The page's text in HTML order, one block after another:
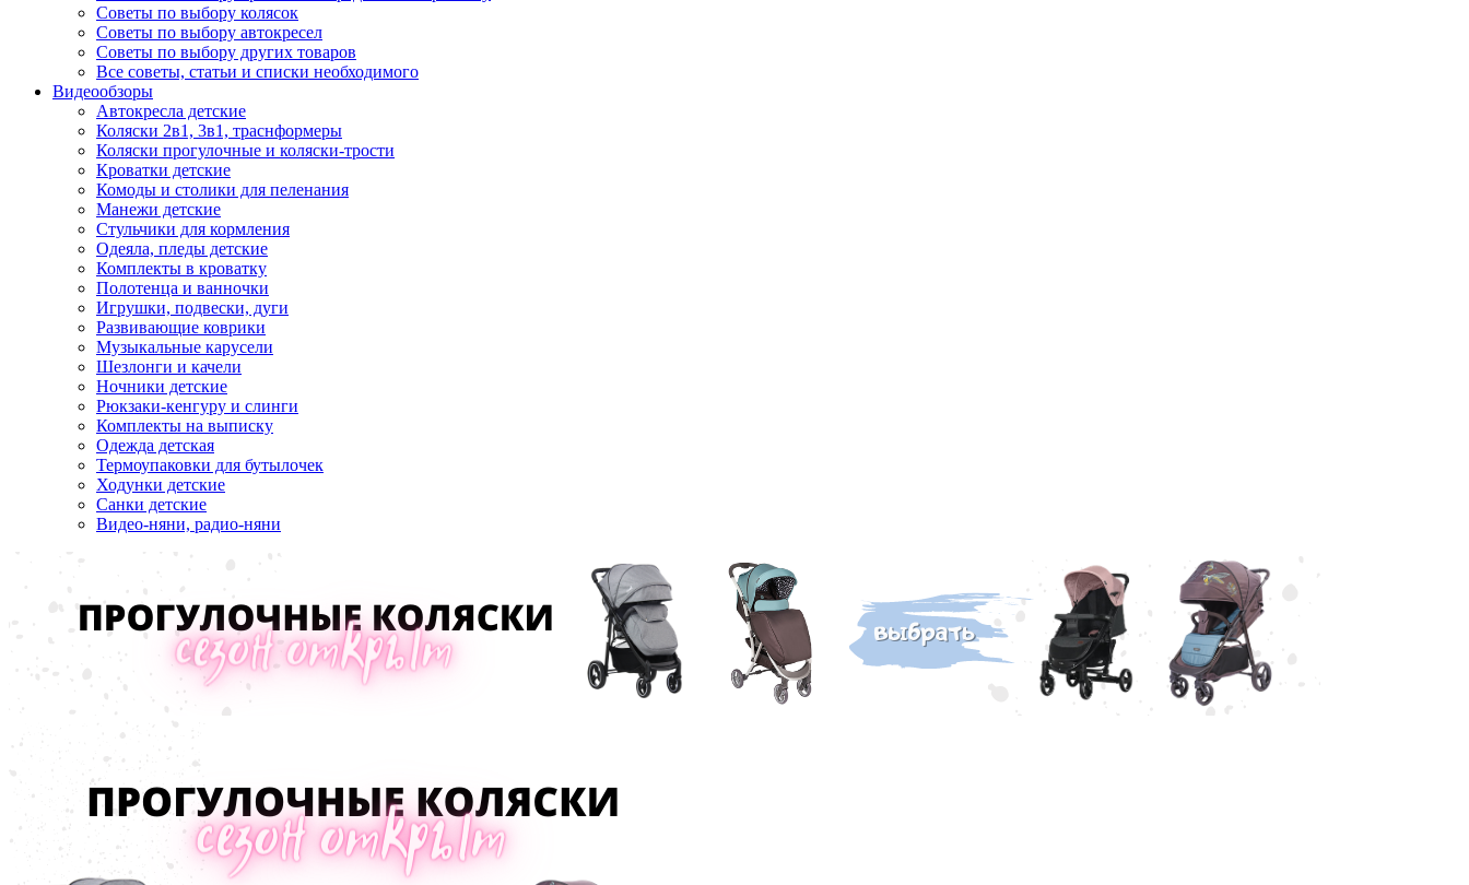
Советы по выбору колясок
Советы по выбору автокресел
Советы по выбору других товаров
Все советы, статьи и списки необходимого
Видеообзоры
Автокресла детские
Коляски 2в1, 3в1, траснформеры
Коляски прогулочные и коляски-трости
Кроватки детские
Комоды и столики для пеленания
Манежи детские
Стульчики для кормления
Одеяла, пледы детские
Комплекты в кроватку
Полотенца и ванночки
Игрушки, подвески, дуги
Развивающие коврики
Музыкальные карусели
Шезлонги и качели
Ночники детские
Рюкзаки-кенгуру и слинги
Комплекты на выписку
Одежда детская
Термоупаковки для бутылочек
Ходунки детские
Санки детские
Видео-няни, радио-няни